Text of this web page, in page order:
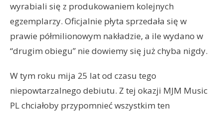
wyrabiali się z produkowaniem kolejnych
egzemplarzy. Oficjalnie płyta sprzedała się w
prawie półmilionowym nakładzie, a ile wydano w
“drugim obiegu” nie dowiemy się już chyba nigdy.
W tym roku mija 25 lat od czasu tego
niepowtarzalnego debiutu. Z tej okazji MJM Music
PL chciałoby przypomnieć wszystkim ten